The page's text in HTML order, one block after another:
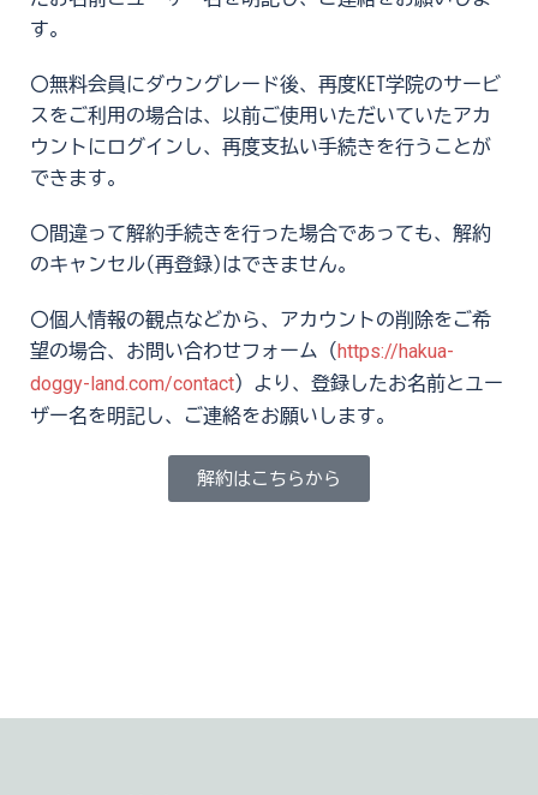
す。
〇無料会員にダウングレード後、再度KET学院のサービ
スをご利用の場合は、以前ご使用いただいていたアカ
ウントにログインし、再度支払い手続きを行うことが
できます。
〇間違って解約手続きを行った場合であっても、解約
のキャンセル(再登録)はできません。
〇個人情報の観点などから、アカウントの削除をご希
望の場合、お問い合わせフォーム（https://hakua-
doggy-land.com/contact）より、登録したお名前とユー
ザー名を明記し、ご連絡をお願いします。
解約はこちらから